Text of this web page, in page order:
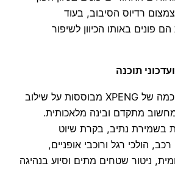
רדיוס הסיבוב, בעוד
פונים באותו הכיוון לשיפור
תוכנה
מערכות הנהיגה החכמה של XPENG מבוססות על שילוב
מתקדם ובינה מלאכותית.
בשמירת נתיב, בקרת שיוט
הולכי רגל ורוכבי אופניים,
ניטור שטחים מתים וסיוע בנהיגה